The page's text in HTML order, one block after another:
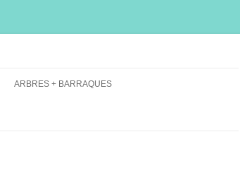
ARBRES + BARRAQUES